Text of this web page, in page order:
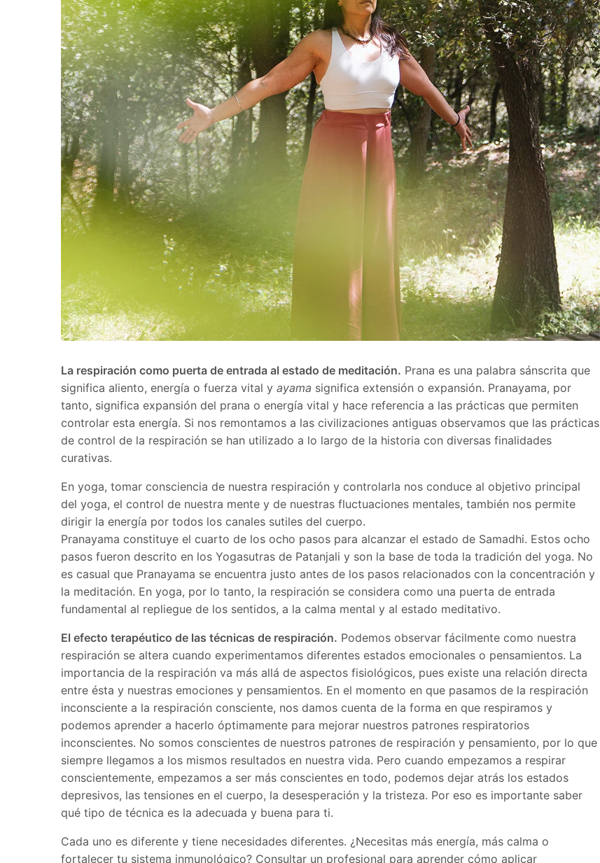
La respiración como puerta de entrada al estado de meditación. Prana es una palabra sánscrita que
significa aliento, energía o fuerza vital yayama significa extensión o expansión. Pranayama, por
tanto, significa expansión del prana o energía vital y hace referencia a las prácticas que permiten
controlar esta energía. Si nos remontamos a las civilizaciones antiguas observamos que las prácticas
de control de la respiración se han utilizado a lo largo de la historia con diversas finalidades
curativas.
En yoga, tomar consciencia de nuestra respiración y controlarla nos conduce al objetivo principal
del yoga, el control de nuestra mente y de nuestras fluctuaciones mentales, también nos permite
dirigir la energía por todos los canales sutiles del cuerpo.
Pranayama constituye el cuarto de los ocho pasos para alcanzar el estado de Samadhi. Estos ocho
pasos fueron descrito en los Yogasutras de Patanjali y son la base de toda la tradición del yoga. No
es casual que Pranayama se encuentra justo antes de los pasos relacionados con la concentración y
la meditación. En yoga, por lo tanto, la respiración se considera como una puerta de entrada
fundamental al repliegue de los sentidos, a la calma mental y al estado meditativo.
El efecto terapéutico de las técnicas de respiración. Podemos observar fácilmente como nuestra
respiración se altera cuando experimentamos diferentes estados emocionales o pensamientos. La
importancia de la respiración va más allá de aspectos fisiológicos, pues existe una relación directa
entre ésta y nuestras emociones y pensamientos. En el momento en que pasamos de la respiración
inconsciente a la respiración consciente, nos damos cuenta de la forma en que respiramos y
podemos aprender a hacerlo óptimamente para mejorar nuestros patrones respiratorios
inconscientes. No somos conscientes de nuestros patrones de respiración y pensamiento, por lo que
siempre llegamos a los mismos resultados en nuestra vida. Pero cuando empezamos a respirar
conscientemente, empezamos a ser más conscientes en todo, podemos dejar atrás los estados
depresivos, las tensiones en el cuerpo, la desesperación y la tristeza. Por eso es importante saber
qué tipo de técnica es la adecuada y buena para ti.
Cada uno es diferente y tiene necesidades diferentes. ¿Necesitas más energía, más calma o
fortalecer tu sistema inmunológico? Consultar un profesional para aprender cómo aplicar